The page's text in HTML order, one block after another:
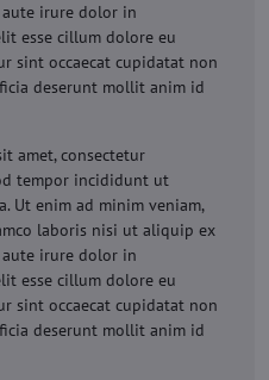
aute irure dolor in
esse cillum dolore eu
sint occaecat cupidatat non
deserunt mollit anim id
amet, consectetur
tempor incididunt ut
Ut enim ad minim veniam,
laboris nisi ut aliquip ex
aute irure dolor in
esse cillum dolore eu
sint occaecat cupidatat non
deserunt mollit anim id